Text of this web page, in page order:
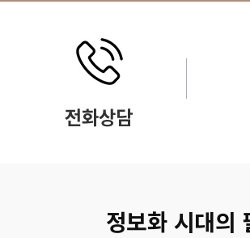
정보화 시대의